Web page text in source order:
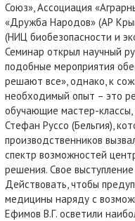
Союз», Ассоциация
«Дружба Народов» (АР
(НИЦ биобезопасности и
Семинар открыл научный
подобные мероприятия
решают все», однако, к
необходимый опыт – это
обучающие мастер-
Стефан Руссо (Бельгия),
производственников
спектр возможностей
решения. Свое
Действовать, чтобы
медицины наряду с
Ефимов В.Г. осветили